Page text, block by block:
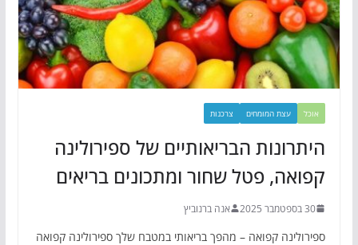
אוכל עצת המומחים צרכנות
היתרונות הבריאותיים של ספירולינה
קפואה, פטל שחור ומתכונים בריאים
30 בספטמבר 2025 אנה ברנוביץ
ספירולינה קפואה – מהפך בריאותי במטבח שלך ספירולינה קפואה